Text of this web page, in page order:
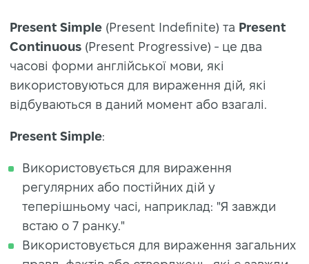
Present Simple (Present Indefinite) та Present
Continuous (Present Progressive) - це два
часові форми англійської мови, які
використовуються для вираження дій, які
відбуваються в даний момент або взагалі.
Present Simple:
Використовується для вираження
регулярних або постійних дій у
теперішньому часі, наприклад: "Я завжди
встаю о 7 ранку."
Використовується для вираження загальних